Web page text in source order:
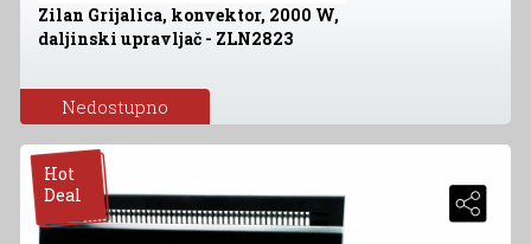
Zilan Grijalica, konvektor, 2000 W,
daljinski upravljač - ZLN2823
Nedostupno
Hot
Deal